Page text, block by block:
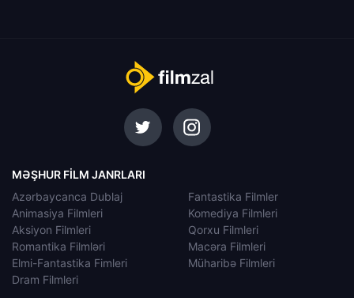
MƏŞHUR FILM JANRLARI
Azərbaycanca Dublaj
Animasiya Filmleri
Aksiyon Filmleri
Romantika Filmləri
Elmi-Fantastika Fimleri
Dram Filmleri
Fantastika Filmler
Komediya Filmleri
Qorxu Filmleri
Macəra Filmleri
Müharibə Filmleri